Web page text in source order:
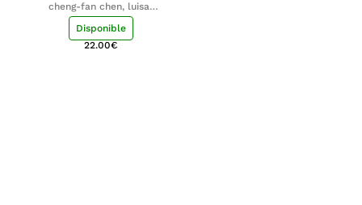
cheng-fan chen, luisa;
shu-ying chang, luisa
Disponible
22.00€